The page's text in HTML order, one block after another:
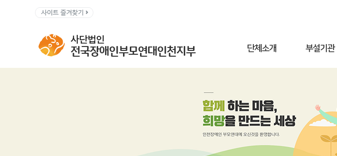
단체소개 부설기관